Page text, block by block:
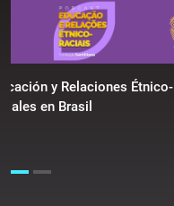
y Relaciones Étnico-
en Brasil